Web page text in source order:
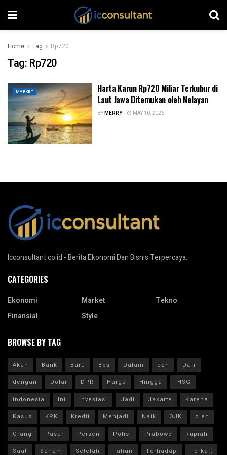
Home Tag Rp720
Tag: Rp720
MARKET
Harta Karun Rp720 Miliar Terkubur di
Laut Jawa Ditemukan oleh Nelayan
BYMERRY MAY 10, 2026
Icconsultant.co.id - Berita Ekonomi Dan Bisnis Terpercaya.
CATEGORIES
Ekonomi
Finansial
Market
Style
Tekno
BROWSE BY TAG
Akan Bank Baru Bos Dalam dan
Dari
dengan
Dolar DPR Harga Hingga
IHSG
Indonesia
Ini Investasi Jadi Jakarta
Karena
Kasus
KPK Kredit Menjadi Naik OJK
oleh
Orang
Pasar Persen Polisi Prabowo
Rupiah
Saat
Saham Setelah Tahun Terhadap Terkait